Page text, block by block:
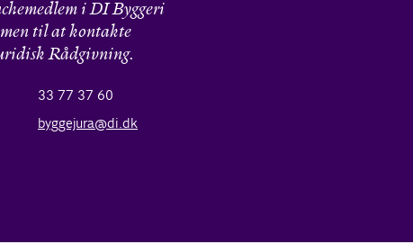
i DI Byggeri
til at kontakte
Rådgivning.
33 77 37 60
byggejura@di.dk